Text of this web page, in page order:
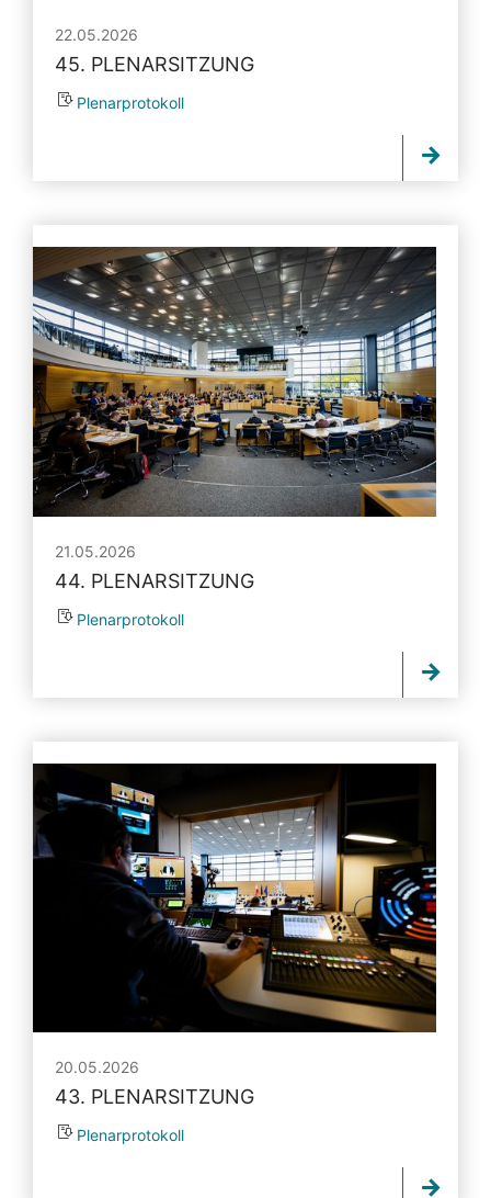
22.05.2026
45. PLENARSITZUNG
Plenarprotokoll
21.05.2026
44. PLENARSITZUNG
Plenarprotokoll
20.05.2026
43. PLENARSITZUNG
Plenarprotokoll